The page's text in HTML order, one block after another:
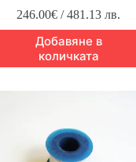
246.00€ / 481.13 лв.
Добавяне в
количката